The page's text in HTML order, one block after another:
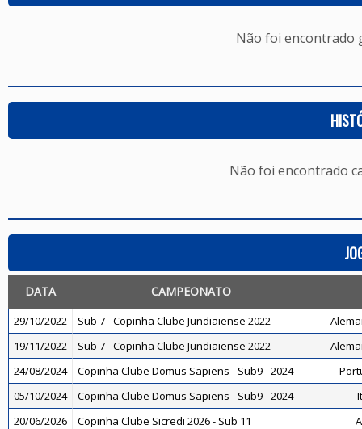
Não foi encontrado
Não foi encontrado
DATA CAMPEONATO
29/10/2022 Sub 7 - Copinha Clube Jundiaiense 2022
19/11/2022
Sub 7 - Copinha Clube Jundiaiense 2022
24/08/2024
Copinha Clube Domus Sapiens - Sub9 - 2024
05/10/2024
Copinha Clube Domus Sapiens - Sub9 - 2024
20/06/2026
Copinha Clube Sicredi 2026 - Sub 11